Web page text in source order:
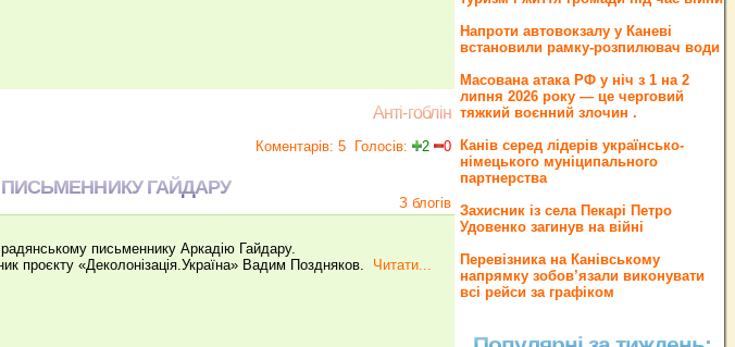
Анті-гоблін
Коментарів: 5 Голосів: 2 0
ГАЙДАРУ
З блогів
письменнику Аркадію Гайдару.
проєкту «Деколонізація.Україна» Вадим Поздняков. Читати...
Напроти автовокзалу у Каневі
встановили рамку-розпилювач води
Масована атака РФ у ніч з 1 на 2
липня 2026 року — це черговий
тяжкий воєнний злочин .
Канів серед лідерів українсько-
німецького муніципального
партнерства
Захисник із села Пекарі Петро
Удовенко загинув на війні
Перевізника на Канівському
напрямку зобов’язали виконувати
всі рейси за графіком